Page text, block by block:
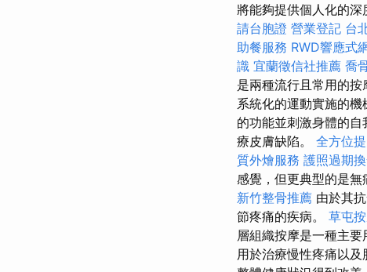
將能夠提供個人化的
請台胞證 營業登記 台
助餐服務 RWD響應式
識 宜蘭徵信社推薦 喬
是兩種流行且常用的按
系統化的運動實施的
的功能並刺激身體的
療皮膚缺陷。 全方位
質外燴服務 護照過期
感覺，但更典型的是無
新竹整骨推薦 由於其
節疼痛的疾病。 草屯
層組織按摩是一種主
用於治療慢性疼痛以